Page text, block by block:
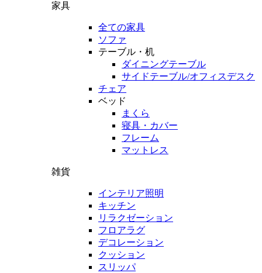
家具
全ての家具
ソファ
テーブル・机
ダイニングテーブル
サイドテーブル/オフィスデスク
チェア
ベッド
まくら
寝具・カバー
フレーム
マットレス
雑貨
インテリア照明
キッチン
リラクゼーション
フロアラグ
デコレーション
クッション
スリッパ